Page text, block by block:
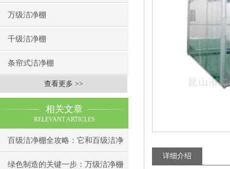
万级洁净棚
千级洁净棚
条帘式洁净棚
查看更多 >>
相关文章
RELEVANT ARTICLES
百级洁净棚全攻略：它和百级洁净
室到底有什么区别？
绿色制造的关键一步：万级洁净棚
详细介绍